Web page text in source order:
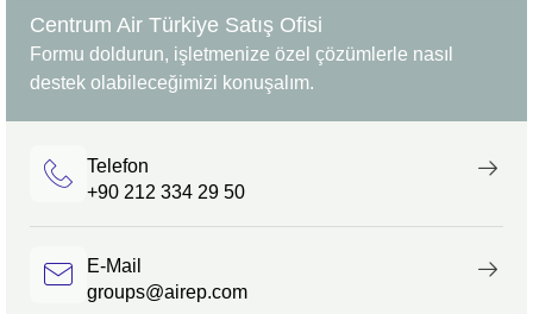
Centrum Air Türkiye Satış Ofisi
Formu doldurun, işletmenize özel çözümlerle nasıl
destek olabileceğimizi konuşalım.
Telefon
+90 212 334 29 50
E-Mail
groups@airep.com